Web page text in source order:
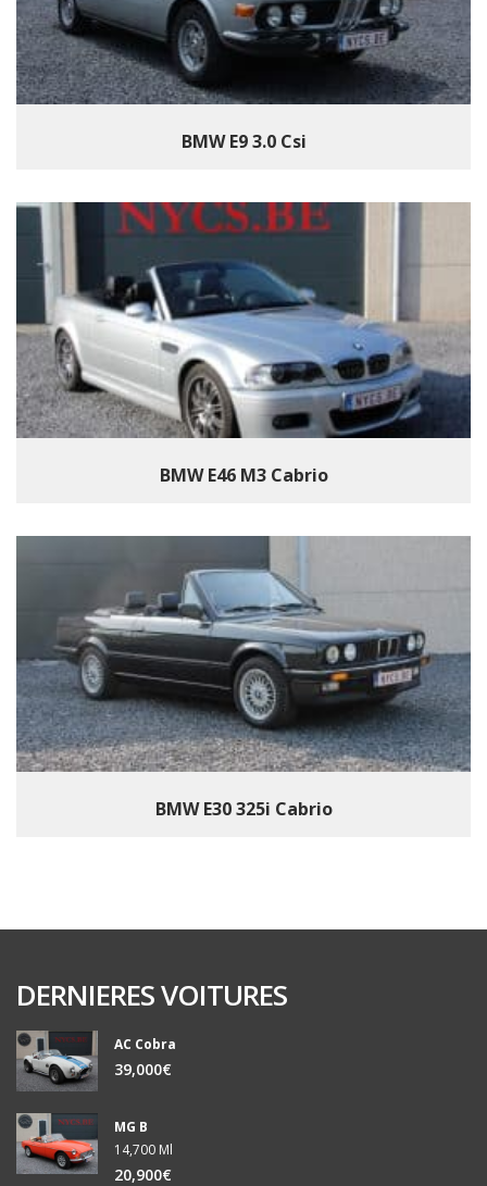
BMW E9 3.0 Csi
BMW E46 M3 Cabrio
BMW E30 325i Cabrio
DERNIERES VOITURES
AC Cobra
39,000€
MG B
14,700 Ml
20,900€